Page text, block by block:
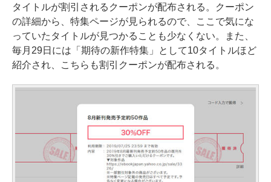
タイトルが割引されるクーポンが配布される。クーポン
の詳細から、特集ページが見られるので、ここで気にな
っていたタイトルが見つかることも少なくない。また、
毎月29日には「期待の新作特集」として10タイトルほど
紹介され、こちらも割引クーポンが配布される。